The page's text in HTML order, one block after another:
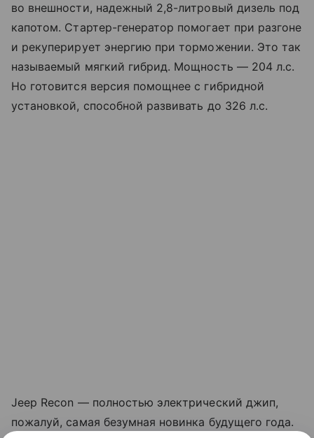
во внешности, надежный 2,8-литровый дизель под
капотом. Стартер-генератор помогает при разгоне
и рекуперирует энергию при торможении. Это так
называемый мягкий гибрид. Мощность — 204 л.с.
Но готовится версия помощнее с гибридной
установкой, способной развивать до 326 л.с.
Jeep Recon — полностью электрический джип,
пожалуй, самая безумная новинка будущего года.